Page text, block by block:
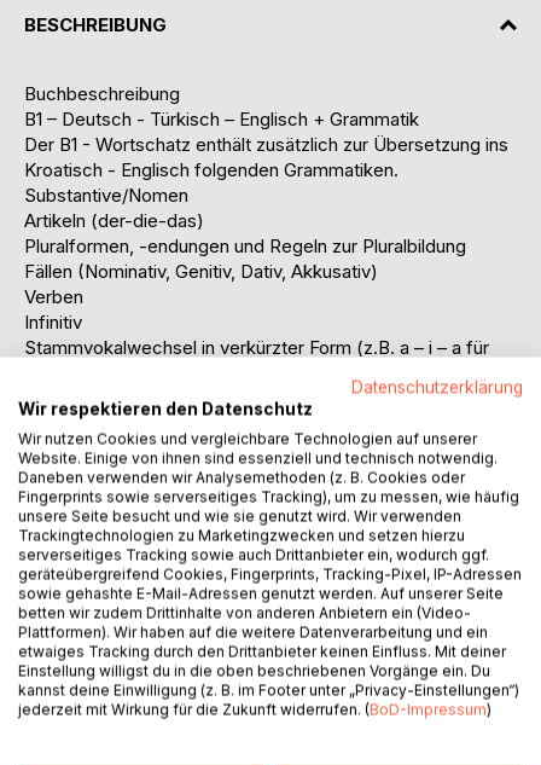
BESCHREIBUNG
Buchbeschreibung
B1 – Deutsch - Türkisch – Englisch + Grammatik
Der B1 - Wortschatz enthält zusätzlich zur Übersetzung ins
Kroatisch - Englisch folgenden Grammatiken.
Substantive/Nomen
Artikeln (der-die-das)
Pluralformen, -endungen und Regeln zur Pluralbildung
Fällen (Nominativ, Genitiv, Dativ, Akkusativ)
Verben
Infinitiv
Stammvokalwechsel in verkürzter Form (z.B. a – i – a für
Konjugationsnummer: Mit Hilfe dieser Nummer lassen sich
alle Verben, die in der alphabetischen Verbliste am Ende
des Buches PONS Verbtabellen Plus DEUTSCH aufgelistet
sind, dem jeweils entsprechenden Konjugationsmuster
zuordnen
Stammformen: Die meisten Konjugationsformen der
unregelmäßigen Verben lassen sich aus diesen drei
Stammformen ableiten:
1. Stammform : Infinitiv
2. Stammform: 1. Person (ich) Singular Präsens
3. Stammform: 1. Person (ich) Singular Präteritum
4. Stammform: 1. Person (ich) Perfekt / Partizip II
Angaben über
Datenschutzerklärung
Wir respektieren den Datenschutz
Wir nutzen Cookies und vergleichbare Technologien auf unserer
Website. Einige von ihnen sind essenziell und technisch notwendig.
Daneben verwenden wir Analysemethoden (z. B. Cookies oder
Fingerprints sowie serverseitiges Tracking), um zu messen, wie häufig
unsere Seite besucht und wie sie genutzt wird. Wir verwenden
Trackingtechnologien zu Marketingzwecken und setzen hierzu
serverseitiges Tracking sowie auch Drittanbieter ein, wodurch ggf.
geräteübergreifend Cookies, Fingerprints, Tracking-Pixel, IP-Adressen
sowie gehashte E-Mail-Adressen genutzt werden. Auf unserer Seite
betten wir zudem Drittinhalte von anderen Anbietern ein (Video-
Plattformen). Wir haben auf die weitere Datenverarbeitung und ein
etwaiges Tracking durch den Drittanbieter keinen Einfluss. Mit deiner
Einstellung willigst du in die oben beschriebenen Vorgänge ein. Du
kannst deine Einwilligung (z. B. im Footer unter „Privacy-Einstellungen“)
jederzeit mit Wirkung für die Zukunft widerrufen. (BoD-Impressum)